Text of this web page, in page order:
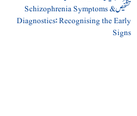
تشخیص Schizophrenia Symptoms &
Diagnostics: Recognising the Early
Signs